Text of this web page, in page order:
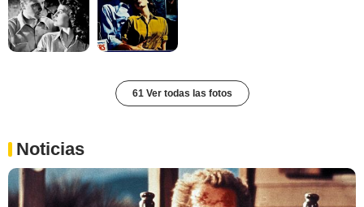
61 Ver todas las fotos
Noticias